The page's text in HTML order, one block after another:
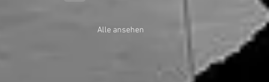
Alle ansehen